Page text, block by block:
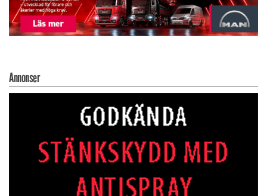
Annonser